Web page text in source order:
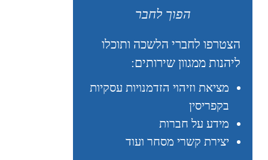
הפוך לחבר
הצטרפו לחברי הלשכה ותוכלו
ליהנות ממגוון שירותים:
מציאת וזיהוי הזדמנויות עסקיות
בקפריסין
מידע על חברות
יצירת קשרי מסחר ועוד